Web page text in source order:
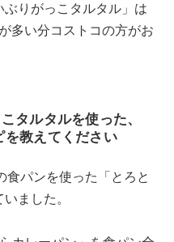
ぶりがっこタルタル」は
多い分コストコの方がお
タルタルを使った、
を教えてください
食パンを使った「とろと
ました。